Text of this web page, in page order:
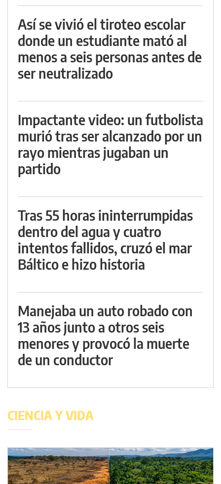
Así se vivió el tiroteo escolar
donde un estudiante mató al
menos a seis personas antes de
ser neutralizado
Impactante video: un futbolista
murió tras ser alcanzado por un
rayo mientras jugaban un
partido
Tras 55 horas ininterrumpidas
dentro del agua y cuatro
intentos fallidos, cruzó el mar
Báltico e hizo historia
Manejaba un auto robado con
13 años junto a otros seis
menores y provocó la muerte
de un conductor
CIENCIA Y VIDA